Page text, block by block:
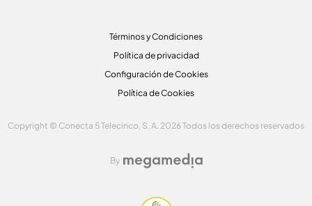
Términos y Condiciones
Política de privacidad
Configuración de Cookies
Política de Cookies
Copyright © Conecta 5 Telecinco, S. A. 2026 Todos los derechos reservados
By